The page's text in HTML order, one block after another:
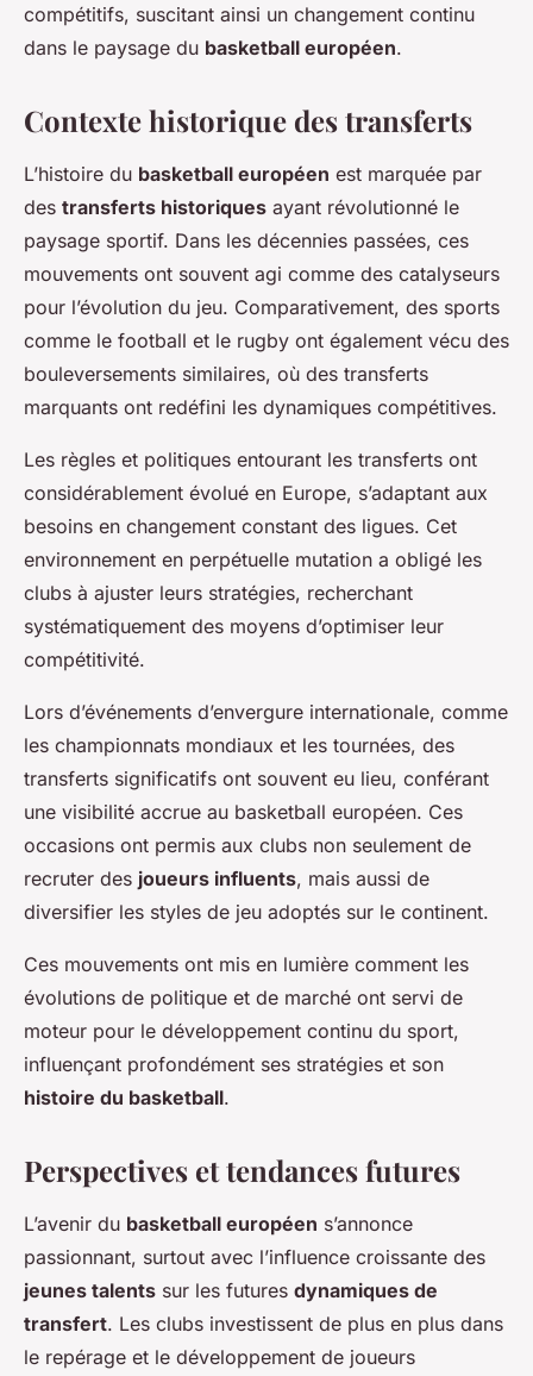
compétitifs, suscitant ainsi un changement continu
dans le paysage du basketball européen.
Contexte historique des transferts
L’histoire du basketball européen est marquée par
des transferts historiques ayant révolutionné le
paysage sportif. Dans les décennies passées, ces
mouvements ont souvent agi comme des catalyseurs
pour l’évolution du jeu. Comparativement, des sports
comme le football et le rugby ont également vécu des
bouleversements similaires, où des transferts
marquants ont redéfini les dynamiques compétitives.
Les règles et politiques entourant les transferts ont
considérablement évolué en Europe, s’adaptant aux
besoins en changement constant des ligues. Cet
environnement en perpétuelle mutation a obligé les
clubs à ajuster leurs stratégies, recherchant
systématiquement des moyens d’optimiser leur
compétitivité.
Lors d’événements d’envergure internationale, comme
les championnats mondiaux et les tournées, des
transferts significatifs ont souvent eu lieu, conférant
une visibilité accrue au basketball européen. Ces
occasions ont permis aux clubs non seulement de
recruter des joueurs influents, mais aussi de
diversifier les styles de jeu adoptés sur le continent.
Ces mouvements ont mis en lumière comment les
évolutions de politique et de marché ont servi de
moteur pour le développement continu du sport,
influençant profondément ses stratégies et son
histoire du basketball.
Perspectives et tendances futures
L’avenir du basketball européen s’annonce
passionnant, surtout avec l’influence croissante des
jeunes talents sur les futures dynamiques de
transfert. Les clubs investissent de plus en plus dans
le repérage et le développement de joueurs